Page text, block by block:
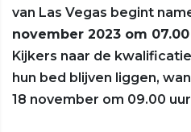
van Las Vegas begint
november 2023 om
Kijkers naar de
hun bed blijven liggen,
18 november om 09.00